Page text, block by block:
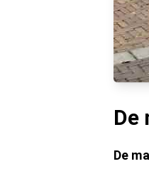
De
De